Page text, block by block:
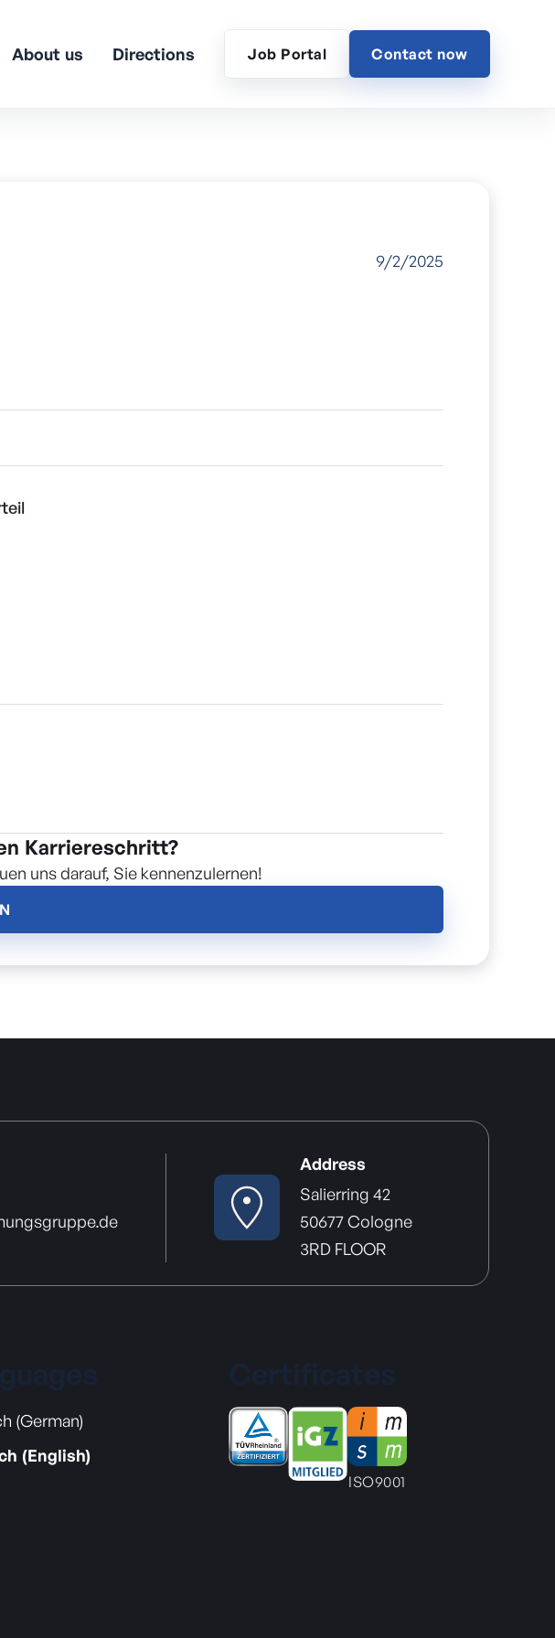
About us Directions Job Portal Contact now
9/2/2025
Karriereschritt?
uns darauf, Sie kennenzulernen!
Address
Salierring 42
50677 Cologne
3RD FLOOR
(German)
(English)
ISO9001